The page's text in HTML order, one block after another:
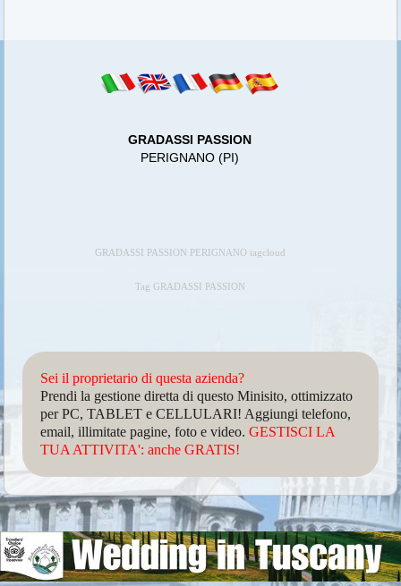
GRADASSI PASSION
PERIGNANO (PI)
GRADASSI PASSION PERIGNANO tagcloud
Tag GRADASSI PASSION
Sei il proprietario di questa azienda?
Prendi la gestione diretta di questo Minisito, ottimizzato
per PC, TABLET e CELLULARI! Aggiungi telefono,
email, illimitate pagine, foto e video.GESTISCI LA
TUA ATTIVITA': anche GRATIS!